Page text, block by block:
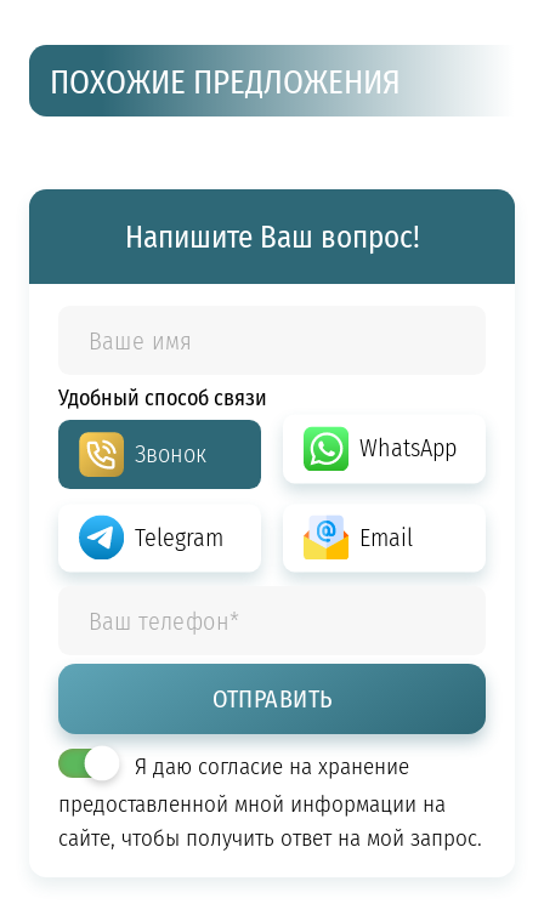
ПОХОЖИЕ ПРЕДЛОЖЕНИЯ
Напишите Ваш вопрос!
Удобный способ связи
Звонок WhatsApp
Telegram Email
Я даю согласие на хранение
предоставленной мной информации на
сайте, чтобы получить ответ на мой запрос.